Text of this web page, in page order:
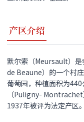
产区介绍
默尔索（Meursault）
de Beaune）的一个村
葡萄园，种植面积为
（Puligny-
1937年被评为法定产区。